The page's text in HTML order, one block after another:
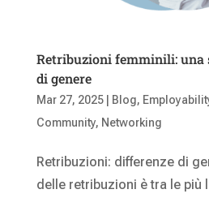
Retribuzioni femminili: una
di genere
Mar 27, 2025| Blog,
Community, Networking
Retribuzioni: differenze di
delle retribuzioni è tra le più